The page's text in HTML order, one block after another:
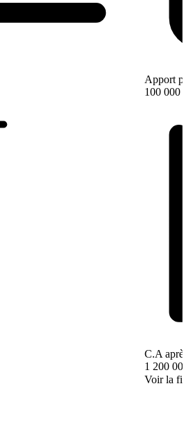
Apport
100 000 €
C.A
1 200
Voir la